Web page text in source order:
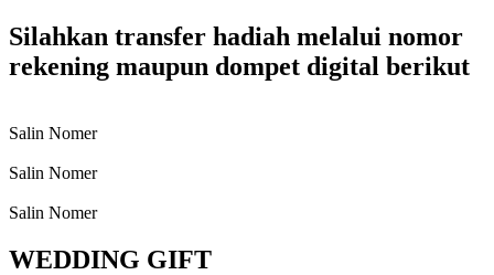
Silahkan transfer hadiah melalui nomor
rekening maupun dompet digital berikut
Salin Nomer
Salin Nomer
Salin Nomer
WEDDING GIFT